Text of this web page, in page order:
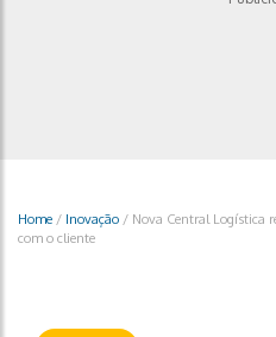
Home / Inovação / Nova Central Logística
com o cliente